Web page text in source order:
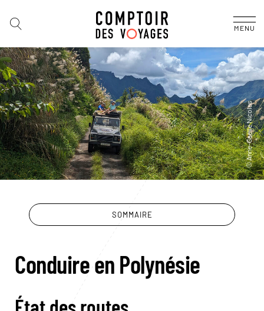
MENU
SOMMAIRE
Conduire en Polynésie